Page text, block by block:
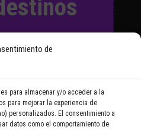
de
para almacenar y/o acceder a la
para mejorar la experiencia de
personalizados. El consentimiento a
datos como el comportamiento de
las
que